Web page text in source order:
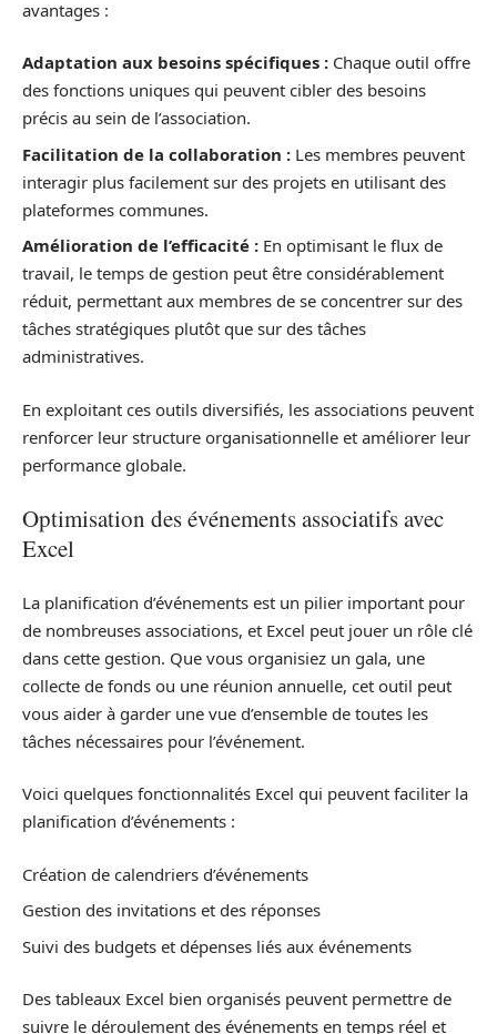
avantages :
Adaptation aux besoins spécifiques : Chaque outil offre
des fonctions uniques qui peuvent cibler des besoins
précis au sein de l’association.
Facilitation de la collaboration : Les membres peuvent
interagir plus facilement sur des projets en utilisant des
plateformes communes.
Amélioration de l’efficacité : En optimisant le flux de
travail, le temps de gestion peut être considérablement
réduit, permettant aux membres de se concentrer sur des
tâches stratégiques plutôt que sur des tâches
administratives.
En exploitant ces outils diversifiés, les associations peuvent
renforcer leur structure organisationnelle et améliorer leur
performance globale.
Optimisation des événements associatifs avec
Excel
La planification d’événements est un pilier important pour
de nombreuses associations, et Excel peut jouer un rôle clé
dans cette gestion. Que vous organisiez un gala, une
collecte de fonds ou une réunion annuelle, cet outil peut
vous aider à garder une vue d’ensemble de toutes les
tâches nécessaires pour l’événement.
Voici quelques fonctionnalités Excel qui peuvent faciliter la
planification d’événements :
Création de calendriers d’événements
Gestion des invitations et des réponses
Suivi des budgets et dépenses liés aux événements
Des tableaux Excel bien organisés peuvent permettre de
suivre le déroulement des événements en temps réel et